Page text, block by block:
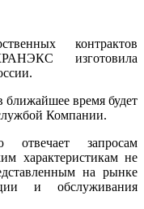
контрактов
изготовила
ближайшее время будет
Компании.
отвечает запросам
характеристикам не
на рынке
и обслуживания